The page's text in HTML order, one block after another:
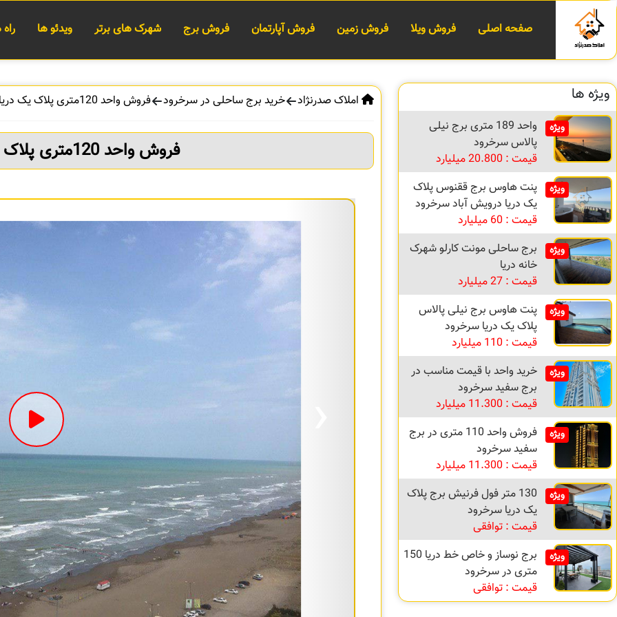
صفحه اصلی فروش ویلا فروش زمین فروش آپارتمان فروش برج شهرک های برتر ویدئو ها
املاک صدرنژاد خرید برج ساحلی در سرخرود فروش واحد 120متری پلاک یک دریا سرخرود
فروش واحد 120متری پلاک یک دریا سرخرود
ویژه ها
ویژه
واحد 189 متری برج نیلی
پالاس سرخرود
قیمت : 20.800 میلیارد
ویژه
پنت هاوس برج ققنوس پلاک
یک دریا درویش آباد سرخرود
قیمت : 60 میلیارد
ویژه
برج ساحلی مونت کارلو شهرک
خانه دریا
قیمت : 27 میلیارد
ویژه
پنت هاوس برج نیلی پالاس
پلاک یک دریا سرخرود
قیمت : 110 میلیارد
ویژه
خرید واحد با قیمت مناسب در
برج سفید سرخرود
قیمت : 11.300 میلیارد
ویژه
فروش واحد 110 متری در برج
سفید سرخرود
قیمت : 11.300 میلیارد
ویژه
130 متر فول فرنیش برج پلاک
یک دریا سرخرود
قیمت : توافقی
ویژه
برج نوساز و خاص خط دریا 150
متری در سرخرود
قیمت : توافقی